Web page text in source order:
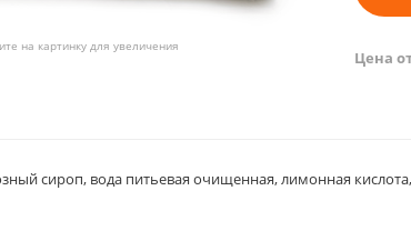
на картинку для увеличения
Цена
сироп, вода питьевая очищенная, лимонная